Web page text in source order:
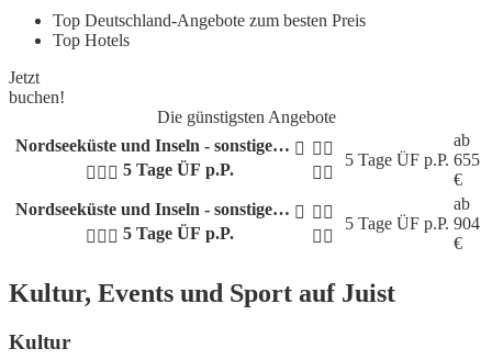
Top Deutschland-Angebote zum besten Preis
Top Hotels
Jetzt
buchen!
Die günstigsten Angebote
Nordseeküste und Inseln - sonstige…
5 Tage ÜF p.P.
5 Tage ÜF p.P.
ab
655
€
Nordseeküste und Inseln - sonstige…
5 Tage ÜF p.P.
5 Tage ÜF p.P.
ab
904
€
Kultur, Events und Sport auf Juist
Kultur